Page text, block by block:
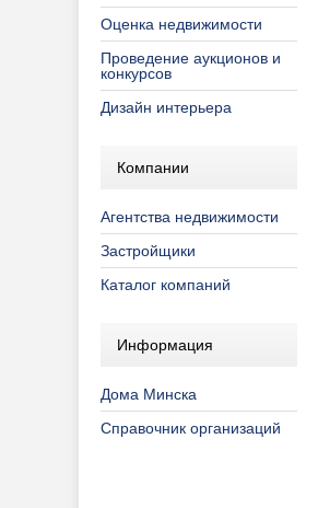
Оценка недвижимости
Проведение аукционов и
конкурсов
Дизайн интерьера
Компании
Агентства недвижимости
Застройщики
Каталог компаний
Информация
Дома Минска
Справочник организаций